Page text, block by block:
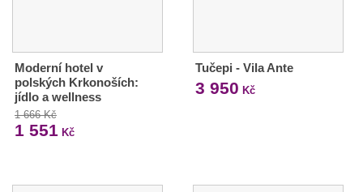
Moderní hotel v
polských Krkonoších:
jídlo a wellness
1 666 Kč
1 551 Kč
Tučepi - Vila Ante
3 950 Kč